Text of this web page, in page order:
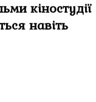
кіностудії
навіть